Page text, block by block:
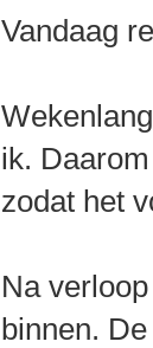
Vandaag
ik.
zodat het
Na
binnen.